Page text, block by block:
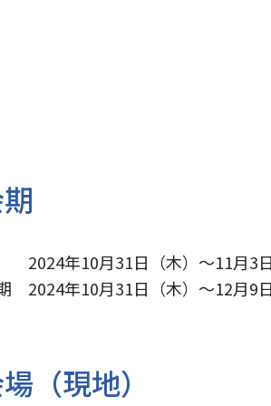
年10⽉31⽇（木）〜11月3⽇
2024年10⽉31⽇（木）〜12月9⽇
（現地）